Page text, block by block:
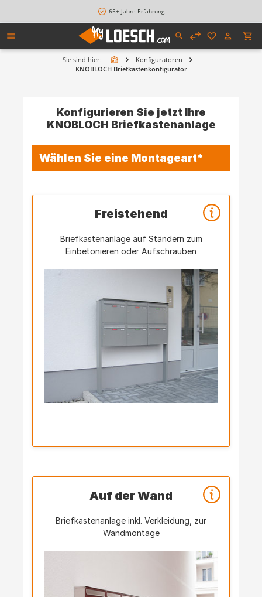
65+ Jahre Erfahrung
Sie sind hier:
Konfiguratoren
KNOBLOCH Briefkastenkonfigurator